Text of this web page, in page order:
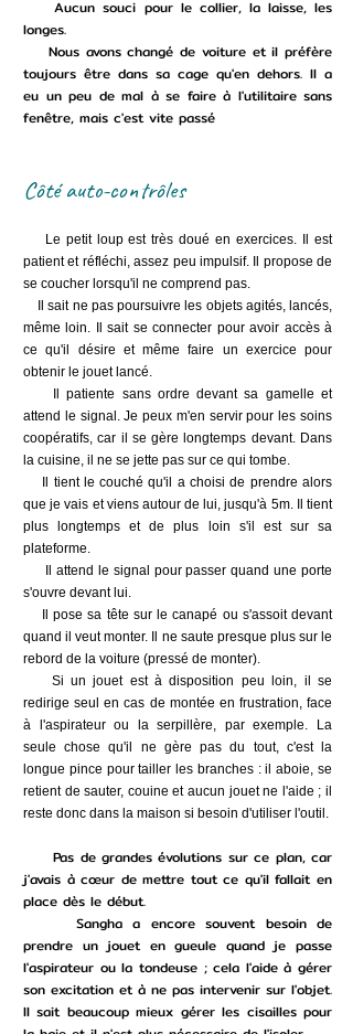
Aucun souci pour le collier, la laisse, les
longes.
Nous avons changé de voiture et il préfère
toujours être dans sa cage qu'en dehors. Il a
eu un peu de mal à se faire à l'utilitaire sans
fenêtre, mais c'est vite passé
Côté auto-contrôles
Le petit loup est très doué en exercices. Il est
patient et réfléchi, assez peu impulsif. Il propose de
se coucher lorsqu'il ne comprend pas.
Il sait ne pas poursuivre les objets agités, lancés,
même loin. Il sait se connecter pour avoir accès à
ce qu'il désire et même faire un exercice pour
obtenir le jouet lancé.
Il patiente sans ordre devant sa gamelle et
attend le signal. Je peux m'en servir pour les soins
coopératifs, car il se gère longtemps devant. Dans
la cuisine, il ne se jette pas sur ce qui tombe.
Il tient le couché qu'il a choisi de prendre alors
que je vais et viens autour de lui, jusqu'à 5m. Il tient
plus longtemps et de plus loin s'il est sur sa
plateforme.
Il attend le signal pour passer quand une porte
s'ouvre devant lui.
Il pose sa tête sur le canapé ou s'assoit devant
quand il veut monter. Il ne saute presque plus sur le
rebord de la voiture (pressé de monter).
Si un jouet est à disposition peu loin, il se
redirige seul en cas de montée en frustration, face
à l'aspirateur ou la serpillère, par exemple. La
seule chose qu'il ne gère pas du tout, c'est la
longue pince pour tailler les branches : il aboie, se
retient de sauter, couine et aucun jouet ne l'aide ; il
reste donc dans la maison si besoin d'utiliser l'outil.
Pas de grandes évolutions sur ce plan, car
j'avais à cœur de mettre tout ce qu'il fallait en
place dès le début.
Sangha a encore souvent besoin de
prendre un jouet en gueule quand je passe
l'aspirateur ou la tondeuse ; cela l'aide à gérer
son excitation et à ne pas intervenir sur l'objet.
Il sait beaucoup mieux gérer les cisailles pour